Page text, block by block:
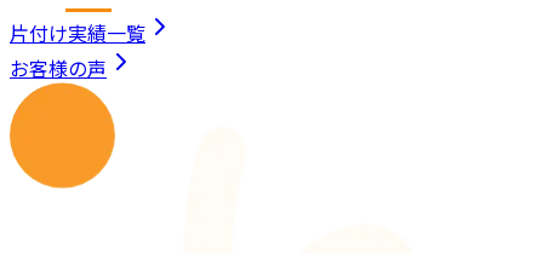
片付け実績一覧
お客様の声